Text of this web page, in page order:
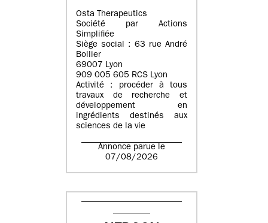
Osta Therapeutics
Société par Actions
Simplifiée
Siège social : 63 rue André
Bollier
69007 Lyon
909 005 605 RCS Lyon
Activité : procéder à tous
travaux de recherche et
développement en
ingrédients destinés aux
sciences de la vie
Annonce parue le
07/08/2026